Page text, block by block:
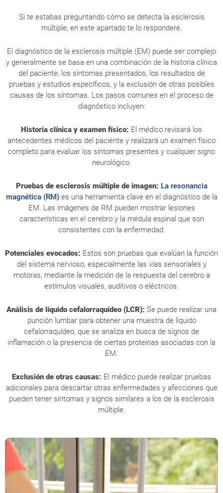
Si te estabas preguntando cómo se detecta la esclerosis
múltiple, en este apartado te lo responderé.
El diagnóstico de la esclerosis múltiple (EM) puede ser complejo
y generalmente se basa en una combinación de la historia clínica
del paciente, los síntomas presentados, los resultados de
pruebas y estudios específicos, y la exclusión de otras posibles
causas de los síntomas. Los pasos comunes en el proceso de
diagnóstico incluyen:
Historia clínica y examen físico: El médico revisará los
antecedentes médicos del paciente y realizará un examen físico
completo para evaluar los síntomas presentes y cualquier signo
neurológico.
Pruebas de esclerosis múltiple de imagen: La resonancia
magnética (RM)es una herramienta clave en el diagnóstico de la
EM. Las imágenes de RM pueden mostrar lesiones
características en el cerebro y la médula espinal que son
consistentes con la enfermedad.
Potenciales evocados: Estos son pruebas que evalúan la función
del sistema nervioso, especialmente las vías sensoriales y
motoras, mediante la medición de la respuesta del cerebro a
estímulos visuales, auditivos o eléctricos.
Análisis de líquido cefalorraquídeo (LCR): Se puede realizar una
punción lumbar para obtener una muestra de líquido
cefalorraquídeo, que se analiza en busca de signos de
inflamación o la presencia de ciertas proteínas asociadas con la
EM.
Exclusión de otras causas: El médico puede realizar pruebas
adicionales para descartar otras enfermedades y afecciones que
pueden tener síntomas y signos similares a los de la esclerosis
múltiple.